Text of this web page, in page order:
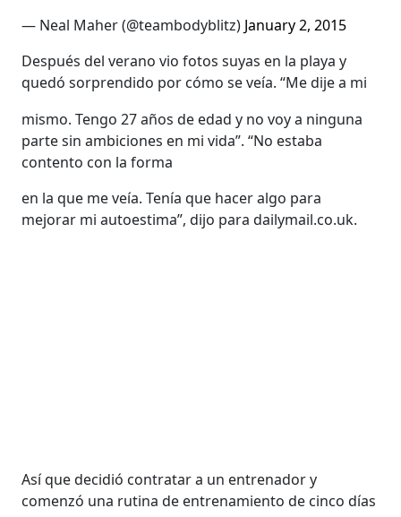
— Neal Maher (@teambodyblitz) January 2, 2015
Después del verano vio fotos suyas en la playa y
quedó sorprendido por cómo se veía. “Me dije a mi
mismo. Tengo 27 años de edad y no voy a ninguna
parte sin ambiciones en mi vida”. “No estaba
contento con la forma
en la que me veía. Tenía que hacer algo para
mejorar mi autoestima”, dijo para dailymail.co.uk.
Así que decidió contratar a un entrenador y
comenzó una rutina de entrenamiento de cinco días